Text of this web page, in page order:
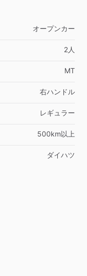
オープンカー
2人
MT
右ハンドル
レギュラー
500km以上
ダイハツ